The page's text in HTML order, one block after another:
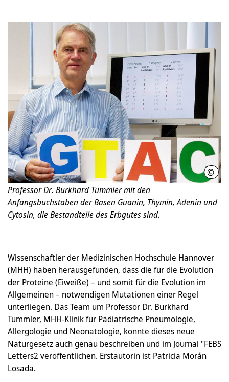
©
Professor Dr. Burkhard Tümmler mit den
Anfangsbuchstaben der Basen Guanin, Thymin, Adenin und
Cytosin, die Bestandteile des Erbgutes sind.
Wissenschaftler der Medizinischen Hochschule Hannover
(MHH) haben herausgefunden, dass die für die Evolution
der Proteine (Eiweiße) – und somit für die Evolution im
Allgemeinen – notwendigen Mutationen einer Regel
unterliegen. Das Team um Professor Dr. Burkhard
Tümmler, MHH-Klinik für Pädiatrische Pneumologie,
Allergologie und Neonatologie, konnte dieses neue
Naturgesetz auch genau beschreiben und im Journal "FEBS
Letters2 veröffentlichen. Erstautorin ist Patricia Morán
Losada.